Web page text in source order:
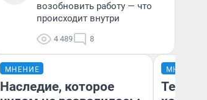
возобновить работу — что
происходит внутри
4 489 8
МНЕНИЕ
Наследие, которое
МНЕНИЕ
Тепло